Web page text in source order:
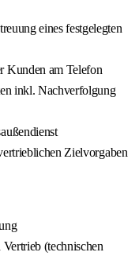
eines festgelegten
Kunden am Telefon
inkl. Nachverfolgung
Zielvorgaben
(technischen